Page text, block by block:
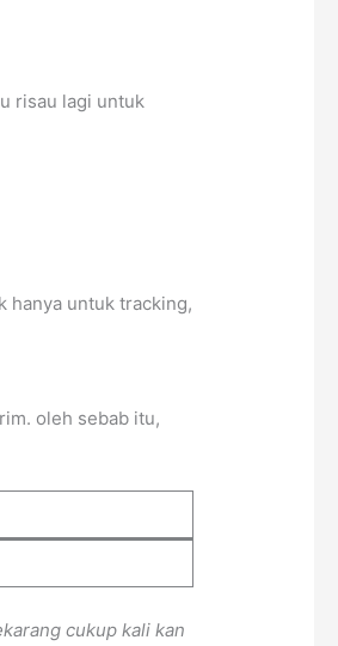
risau lagi untuk
hanya untuk tracking,
oleh sebab itu,
cukup kali kan